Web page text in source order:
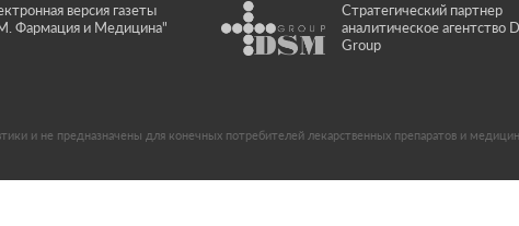
версия газеты
Фармация и Медицина"
Стратегический партнер
аналитическое агентство
Group
и не предназначены для конечных потребителей лекарственных препаратов и